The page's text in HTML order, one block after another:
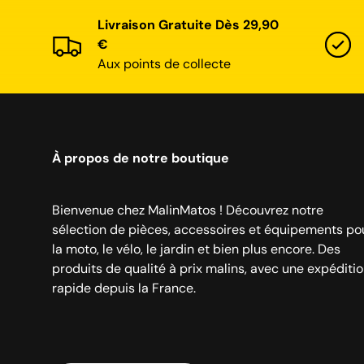
Livraison Gratuite Dès 29,90
€
Aux points de collecte
À propos de notre boutique
Bienvenue chez MalinMatos ! Découvrez notre
sélection de pièces, accessoires et équipements
la moto, le vélo, le jardin et bien plus encore. Des
produits de qualité à prix malins, avec une
rapide depuis la France.